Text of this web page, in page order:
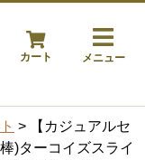
カート メニュー
> 【カジュアルセ
)ターコイズスライ